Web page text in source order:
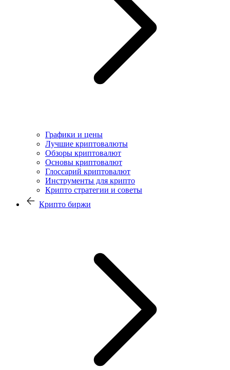
Графики и цены
Лучшие криптовалюты
Обзоры криптовалют
Основы криптовалют
Глоссарий криптовалют
Инструменты для крипто
Крипто стратегии и советы
Крипто биржи